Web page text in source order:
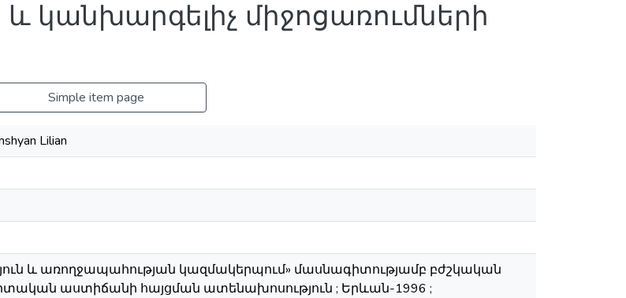
կանխարգելիչ միջոցառումների
Simple item page
Lilian
և առողջապահության կազմակերպում» մասնագիտությամբ բժշկական
աստիճանի հայցման ատենախոսություն ; Երևան-1996 ;